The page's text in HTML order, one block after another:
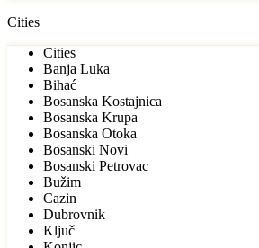
Cities
Cities
Banja Luka
Bihać
Bosanska Kostajnica
Bosanska Krupa
Bosanska Otoka
Bosanski Novi
Bosanski Petrovac
Bužim
Cazin
Dubrovnik
Ključ